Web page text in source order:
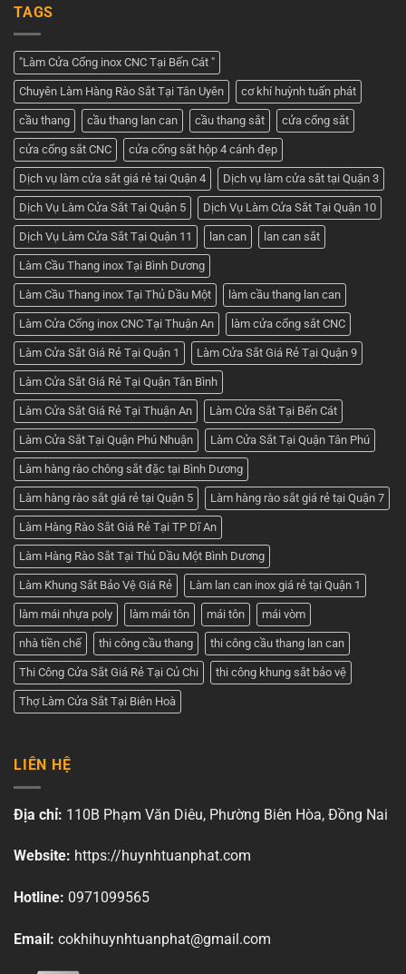
Tuấn
khảo
mẫu
đẹp
nhất
hiện
nay
Giá
cổng
2
cánh
–
Nhận
báo
giá
tốt
nhất
Cơ
khí
Huỳnh
Tuấn
Phát
TAGS
"Làm Cửa Cổng inox CNC Tại Bến Cát "
Chuyên Làm Hàng Rào Sắt Tại Tân Uyên cơ khí huỳnh tuấn phát
cầu thang cầu thang lan can cầu thang sắt cửa cổng sắt
cửa cổng sắt CNC cửa cổng sắt hộp 4 cánh đẹp
Dịch vụ làm cửa sắt giá rẻ tại Quận 4 Dịch vụ làm cửa sắt tại Quận 3
Dịch Vụ Làm Cửa Sắt Tại Quận 5 Dịch Vụ Làm Cửa Sắt Tại Quận 10
Dịch Vụ Làm Cửa Sắt Tại Quận 11 lan can lan can sắt
Làm Cầu Thang inox Tại Bình Dương
Làm Cầu Thang inox Tại Thủ Dầu Một làm cầu thang lan can
Làm Cửa Cổng inox CNC Tại Thuận An làm cửa cổng sắt CNC
Làm Cửa Sắt Giá Rẻ Tại Quận 1 Làm Cửa Sắt Giá Rẻ Tại Quận 9
Làm Cửa Sắt Giá Rẻ Tại Quận Tân Bình
Làm Cửa Sắt Giá Rẻ Tại Thuận An Làm Cửa Sắt Tại Bến Cát
Làm Cửa Sắt Tại Quận Phú Nhuận Làm Cửa Sắt Tại Quận Tân Phú
Làm hàng rào chông sắt đặc tại Bình Dương
Làm hàng rào sắt giá rẻ tại Quận 5 Làm hàng rào sắt giá rẻ tại Quận 7
Làm Hàng Rào Sắt Giá Rẻ Tại TP Dĩ An
Làm Hàng Rào Sắt Tại Thủ Dầu Một Bình Dương
Làm Khung Sắt Bảo Vệ Giá Rẻ Làm lan can inox giá rẻ tại Quận 1
làm mái nhựa poly làm mái tôn mái tôn mái vòm
nhà tiền chế thi công cầu thang thi công cầu thang lan can
Thi Công Cửa Sắt Giá Rẻ Tại Củ Chi thi công khung sắt bảo vệ
Thợ Làm Cửa Sắt Tại Biên Hoà
LIÊN HỆ
Địa chỉ: 110B Phạm Văn Diêu, Phường Biên Hòa, Đồng Nai
Website: https://huynhtuanphat.com
Hotline: 0971099565
Email: cokhihuynhtuanphat@gmail.com